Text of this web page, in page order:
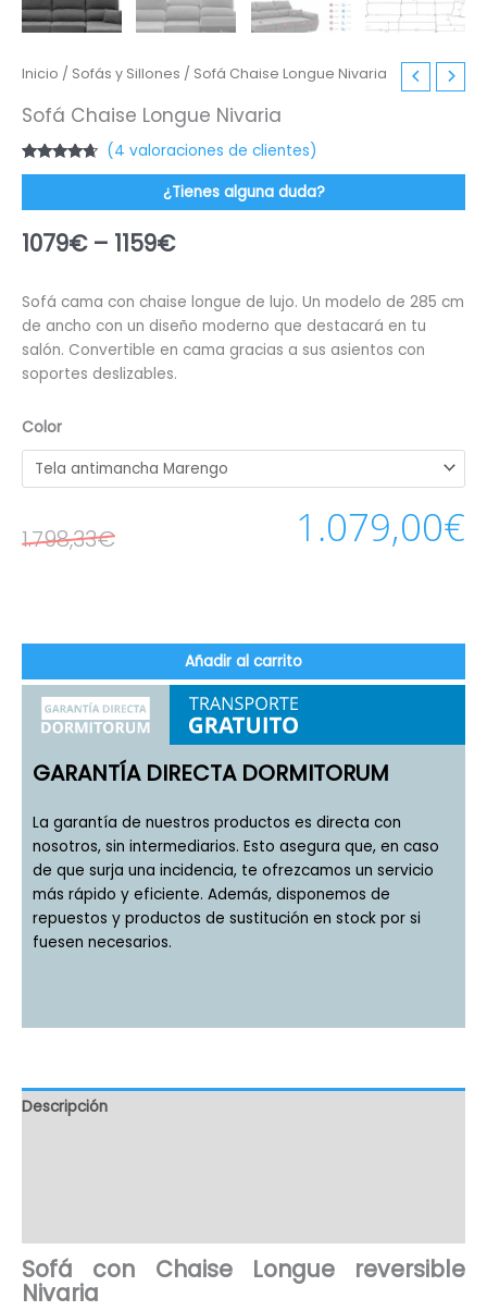
Inicio / Sofás y Sillones / Sofá Chaise Longue Nivaria
Sofá Chaise Longue Nivaria
Valorado
a
4
de
(4 valoraciones de clientes)
¿Tienes alguna duda?
1079€– 1159€
Sofá cama con chaise longue de lujo. Un modelo de 285 cm
de ancho con un diseño moderno que destacará en tu
salón. Convertible en cama gracias a sus asientos con
soportes deslizables.
Color
1.798,33€ 1.079,00€
Añadir al carrito
GARANTÍA DIRECTA DORMITORUM
La garantía de nuestros productos es directa con
nosotros, sin intermediarios. Esto asegura que, en caso
de que surja una incidencia, te ofrezcamos un servicio
más rápido y eficiente. Además, disponemos de
repuestos y productos de sustitución en stock por si
fuesen necesarios.
Descripción
Sofá con Chaise Longue reversible
Nivaria